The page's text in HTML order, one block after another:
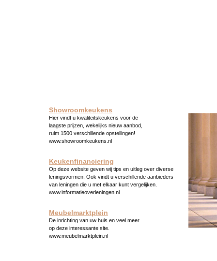
Showroomkeukens
Hier vindt u kwaliteitskeukens voor de
laagste prijzen, wekelijks nieuw aanbod,
ruim 1500 verschillende opstellingen!
www.showroomkeukens.nl
Keukenfinanciering
Op deze website geven wij tips en uitleg over diverse
leningsvormen. Ook vindt u verschillende aanbieders
van leningen die u met elkaar kunt vergelijken.
www.informatieoverleningen.nl
Meubelmarktplein
De inrichting van uw huis en veel meer
op deze interessante site.
www.meubelmarktplein.nl